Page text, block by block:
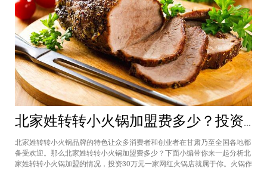
北家姓转转小火锅加盟费多少？投资30万一家网红火锅店就属于你
北家姓转转小火锅品牌的特色让众多消费者和创业者在甘肃乃至全国各地都
备受欢迎。那么北家姓转转小火锅加盟费多少？下面小编带你来一起分析北
家姓转转小火锅加盟的情况，投资30万元一家网红火锅店就属于你。火锅作